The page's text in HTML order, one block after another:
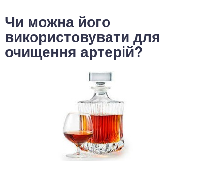
Чи можна його
використовувати для
очищення артерій?